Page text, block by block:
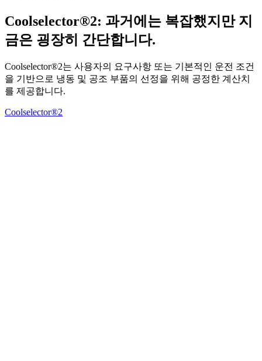
Coolselector®2: 과거에는 복잡했지만 지
금은 굉장히 간단합니다.
Coolselector®2는 사용자의 요구사항 또는 기본적인 운전 조건
을 기반으로 냉동 및 공조 부품의 선정을 위해 공정한 계산치
를 제공합니다.
Coolselector®2